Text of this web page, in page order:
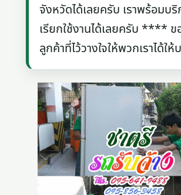
จังหวัดได้เลยครับ เราพร้อมบ
เรียกใช้งานได้เลยครับ ****
ลูกค้าที่ไว้วางใจให้พวกเราได้ใ